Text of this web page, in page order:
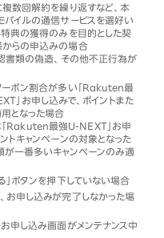
数回解約を繰り返すなど、本
バイルの通信サービスを選好い
特典の獲得のみを目的とした契
らの申込みの場合
書類の偽造、その他不正行為が
ーポン割合が多い「Rakuten最
」お申し込みで、ポイントまた
となった場合
「Rakuten最強U-NEXT」お申
トキャンペーンの対象となった
が一番多いキャンペーンのみ適
」ボタンを押下していない場合
お申し込みが完了しなかった場
申し込み画面がメンテナンス中